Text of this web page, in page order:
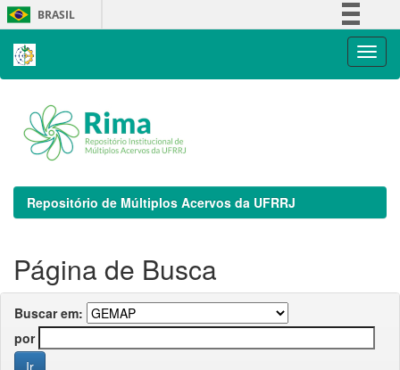
Skip
navigation
BRASIL
Repositório de Múltiplos Acervos da UFRRJ
Página de Busca
Buscar em:
por